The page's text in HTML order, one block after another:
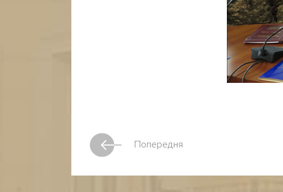
Попередня